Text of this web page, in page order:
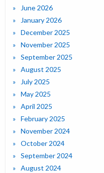
June 2026
January 2026
December 2025
November 2025
September 2025
August 2025
July 2025
May 2025
April 2025
February 2025
November 2024
October 2024
September 2024
August 2024